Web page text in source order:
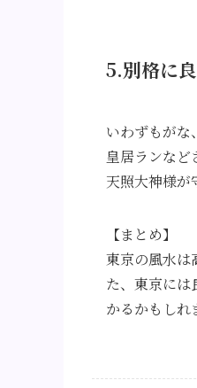
5.別格に
いわずもがな
皇居ランなど
天照大神様が
【まとめ】
東京の風水は
た、東京には
かるかもしれ